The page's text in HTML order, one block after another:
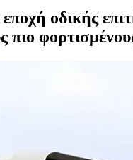
οδικής
πιο